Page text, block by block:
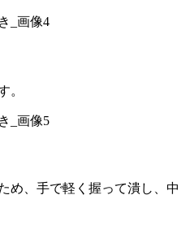
。
め、手で軽く握って潰し、中